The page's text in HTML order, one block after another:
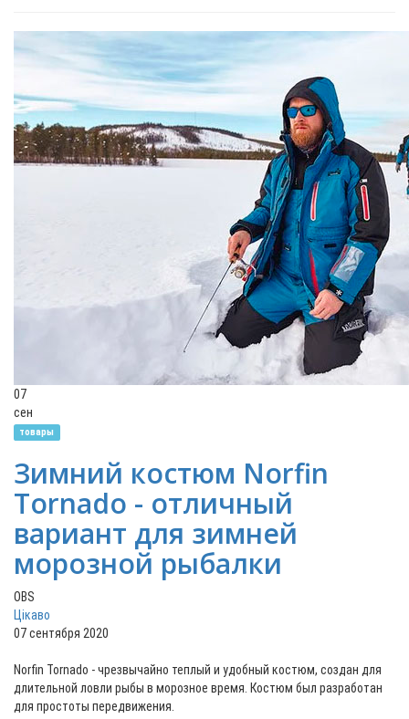
07
сен
товары
Зимний костюм Norfin
Tornado - отличный
вариант для зимней
морозной рыбалки
OBS
Цікаво
07 сентября 2020
Norfin Tornado - чрезвычайно теплый и удобный костюм, создан для
длительной ловли рыбы в морозное время. Костюм был разработан
для простоты передвижения.